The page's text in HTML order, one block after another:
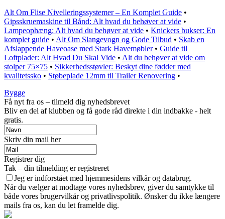
Alt Om Flise Nivelleringssystemer – En Komplet Guide •
Gipsskruemaskine til Bånd: Alt hvad du behøver at vide •
Lampeophæng: Alt hvad du behøver at vide • Knickers bukser: En
komplet guide • Alt Om Slangevogn og Gode Tilbud • Skab en
Afslappende Haveoase med Stark Havemøbler• Guide til
Loftplader: Alt Hvad Du Skal Vide • Alt du behøver at vide om
stolper 75×75 • Sikkerhedsstøvler: Beskyt dine fødder med
kvalitetssko • Støbeplade 12mm til Trailer Renovering •
Bygge
Få nyt fra os – tilmeld dig nyhedsbrevet
Bliv en del af klubben og få gode råd direkte i din indbakke - helt
gratis.
Skriv din mail her
Registrer dig
Tak – din tilmelding er registreret
Jeg er indforstået med hjemmesidens vilkår og databrug.
Når du vælger at modtage vores nyhedsbrev, giver du samtykke til
både vores brugervilkår og privatlivspolitik. Ønsker du ikke længere
mails fra os, kan du let framelde dig.